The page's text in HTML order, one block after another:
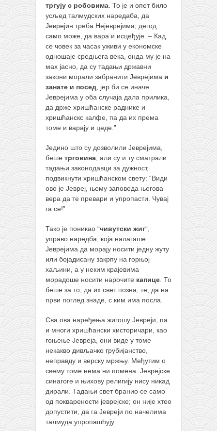
тргују с робовима . То је и опет било
усљед талмудских наредаба, да
Јеврејин треба Нејеврејима, дегод
само може, да вара и исцеђује. – Кад
се човек за часак уживи у економске
одношаје средњега века, онда му је на
мах јасно, да су тадањи државни
закони морали забранити Јеврејима и
занате и посед , јер би се иначе
Јеврејима у оба случаја дала прилика,
да држе хришћанске раднике и
хришћанскс калфе, па да их према
томе и варају и цеде.”
Једино што су дозволили Јеврејима,
беше трговина , али су и ту сматрали
тадањи законодавци за дужност,
подвикнути хришћанском свету: “Види
ово је Јевреј, њему заповеда његова
вера да те превари и упропасти. Чувај
га се!”
Тако је поникао “чивутски жиг“,
управо наредба, која налагаше
Јеврејима да морају носити једну жуту
или бојадисану закрпу на горњој
хаљини, а у неким крајевима
морадоше носити нарочите капице . То
беше за то, да их свет позна, те, да на
први поглед знаде, с ким има посла.
Сва ова наређења жигошу Јевреји, па
и многи хришћански хисторичари, као
гоњење Јевреја, они виде у томе
некакво дивљачко грубијанство,
неправду и верску мржњу. Међутим о
свему томе нема ни помена. Јеврејске
синагоге и њихову религију нису никад
дирали. Тадањи свет бранио се само
од покварености јеврејске; он није хтео
допустити, да га Јевреји по начелима
талмуда упропашћују.